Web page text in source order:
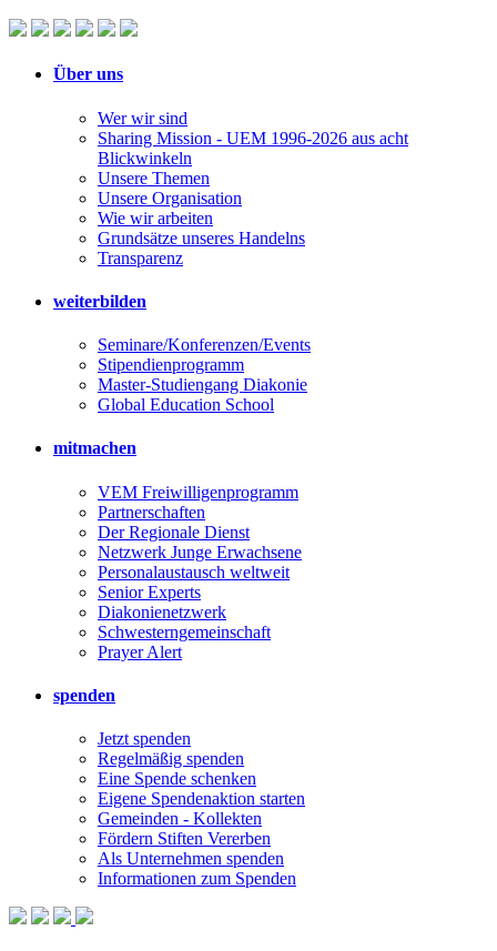
Über uns
Wer wir sind
Sharing Mission - UEM 1996-2026 aus acht
Blickwinkeln
Unsere Themen
Unsere Organisation
Wie wir arbeiten
Grundsätze unseres Handelns
Transparenz
weiterbilden
Seminare/Konferenzen/Events
Stipendienprogramm
Master-Studiengang Diakonie
Global Education School
mitmachen
VEM Freiwilligenprogramm
Partnerschaften
Der Regionale Dienst
Netzwerk Junge Erwachsene
Personalaustausch weltweit
Senior Experts
Diakonienetzwerk
Schwesterngemeinschaft
Prayer Alert
spenden
Jetzt spenden
Regelmäßig spenden
Eine Spende schenken
Eigene Spendenaktion starten
Gemeinden - Kollekten
Fördern Stiften Vererben
Als Unternehmen spenden
Informationen zum Spenden